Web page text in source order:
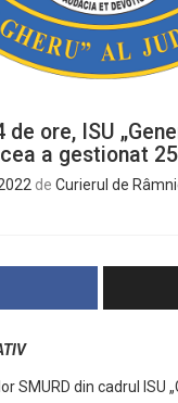
de ore, ISU
a gestionat
de Curierul de
SMURD din cadrul ISU